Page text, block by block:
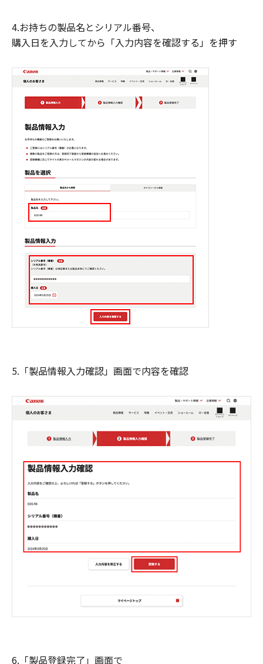
4.お持ちの製品名とシリアル番号、
購入日を入力してから「入力内容を確認する」を押す
5.「製品情報入力確認」画面で内容を確認
6.「製品登録完了」画面で